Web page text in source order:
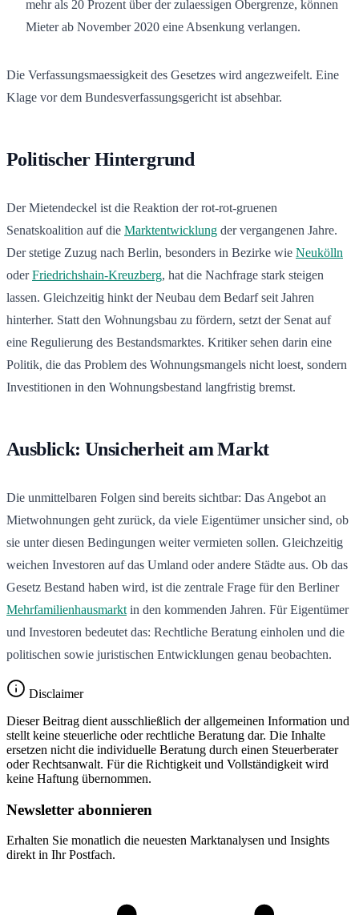
mehr als 20 Prozent über der zulaessigen Obergrenze, können
Mieter ab November 2020 eine Absenkung verlangen.
Die Verfassungsmaessigkeit des Gesetzes wird angezweifelt. Eine
Klage vor dem Bundesverfassungsgericht ist absehbar.
Politischer Hintergrund
Der Mietendeckel ist die Reaktion der rot-rot-gruenen
Senatskoalition auf die Marktentwicklung der vergangenen Jahre.
Der stetige Zuzug nach Berlin, besonders in Bezirke wie Neukölln
oderFriedrichshain-Kreuzberg, hat die Nachfrage stark steigen
lassen. Gleichzeitig hinkt der Neubau dem Bedarf seit Jahren
hinterher. Statt den Wohnungsbau zu fördern, setzt der Senat auf
eine Regulierung des Bestandsmarktes. Kritiker sehen darin eine
Politik, die das Problem des Wohnungsmangels nicht loest, sondern
Investitionen in den Wohnungsbestand langfristig bremst.
Ausblick: Unsicherheit am Markt
Die unmittelbaren Folgen sind bereits sichtbar: Das Angebot an
Mietwohnungen geht zurück, da viele Eigentümer unsicher sind, ob
sie unter diesen Bedingungen weiter vermieten sollen. Gleichzeitig
weichen Investoren auf das Umland oder andere Städte aus. Ob das
Gesetz Bestand haben wird, ist die zentrale Frage für den Berliner
Mehrfamilienhausmarkt in den kommenden Jahren. Für Eigentümer
und Investoren bedeutet das: Rechtliche Beratung einholen und die
politischen sowie juristischen Entwicklungen genau beobachten.
Disclaimer
Dieser Beitrag dient ausschließlich der allgemeinen Information und
stellt keine steuerliche oder rechtliche Beratung dar. Die Inhalte
ersetzen nicht die individuelle Beratung durch einen Steuerberater
oder Rechtsanwalt. Für die Richtigkeit und Vollständigkeit wird
keine Haftung übernommen.
Newsletter abonnieren
Erhalten Sie monatlich die neuesten Marktanalysen und Insights
direkt in Ihr Postfach.